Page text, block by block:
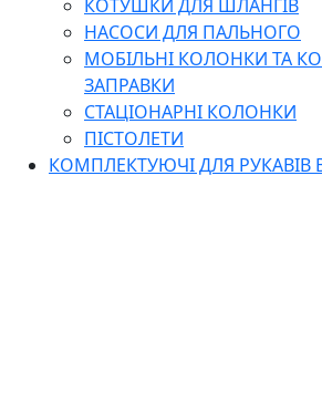
КОТУШКИ ДЛЯ ШЛАНГІВ
НАСОСИ ДЛЯ ПАЛЬНОГО
МОБІЛЬНІ КОЛОНКИ ТА
ЗАПРАВКИ
СТАЦІОНАРНІ КОЛОНКИ
ПІСТОЛЕТИ
КОМПЛЕКТУЮЧІ ДЛЯ РУКАВІВ